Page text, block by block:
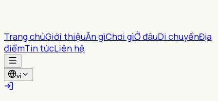
Trang chủGiới thiệuĂn gìChơi gìỞ đâuDi chuyểnĐịa
điểmTin tứcLiên hệ
vi